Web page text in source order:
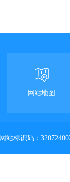
网站地图
网站标识码：